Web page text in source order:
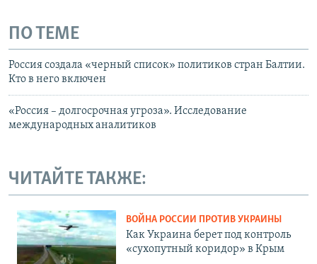
ПО ТЕМЕ
Россия создала «черный список» политиков стран Балтии.
Кто в него включен
«Россия – долгосрочная угроза». Исследование
международных аналитиков
ЧИТАЙТЕ ТАКЖЕ:
ВОЙНА РОССИИ ПРОТИВ УКРАИНЫ
Как Украина берет под контроль
«сухопутный коридор» в Крым